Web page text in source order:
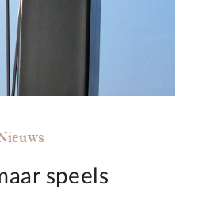
speels